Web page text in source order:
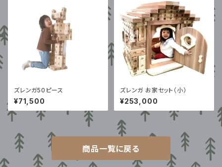
ズレンガ50ピース
¥71,500
ズレンガ お家セット（小）
¥253,000
商品一覧に戻る